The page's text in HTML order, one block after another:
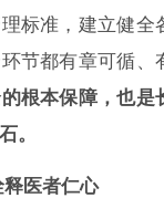
标准，建立健全
节都有章可循、
根本保障，也是
。
医者仁心